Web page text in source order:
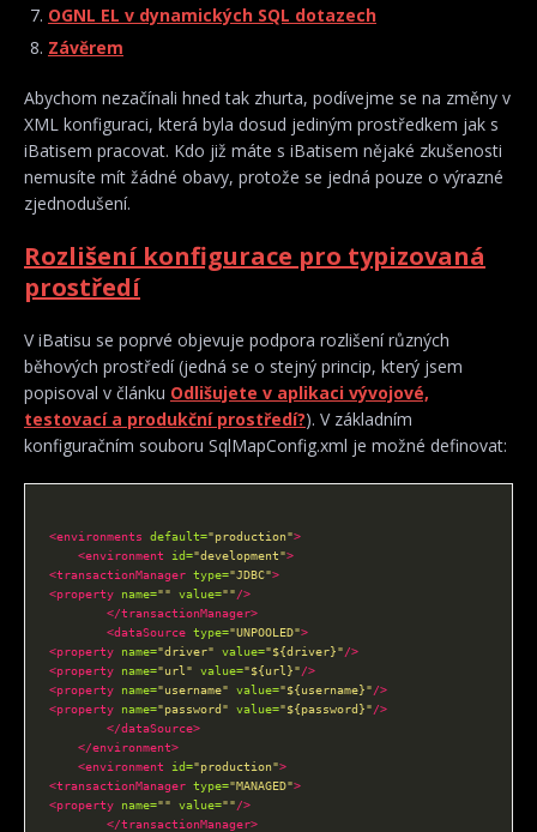
OGNL EL v dynamických SQL dotazech
Závěrem
Abychom nezačínali hned tak zhurta, podívejme se na změny v
XML konfiguraci, která byla dosud jediným prostředkem jak s
iBatisem pracovat. Kdo již máte s iBatisem nějaké zkušenosti
nemusíte mít žádné obavy, protože se jedná pouze o výrazné
zjednodušení.
Rozlišení konfigurace pro typizovaná
prostředí
V iBatisu se poprvé objevuje podpora rozlišení různých
běhových prostředí (jedná se o stejný princip, který jsem
popisoval v článku Odlišujete v aplikaci vývojové,
testovací a produkční prostředí?). V základním
konfiguračním souboru SqlMapConfig.xml je možné definovat:
<environments default="production">
<environment
id="development">
<transactionManager type="JDBC">
<property
name="" value=""/>
</transactionManager>
<dataSource type="UNPOOLED">
<property
name="driver" value="${driver}"/>
<property
name="url" value="${url}"/>
<property
name="username" value="${username}"/>
<property
name="password" value="${password}"/>
</dataSource>
</environment>
<environment
id="production">
<transactionManager type="MANAGED">
<property
name="" value=""/>
</transactionManager>